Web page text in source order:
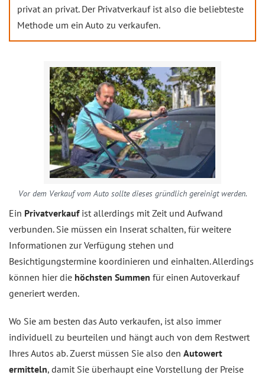
privat an privat. Der Privatverkauf ist also die beliebteste
Methode um ein Auto zu verkaufen.
Vor dem Verkauf vom Auto sollte dieses gründlich gereinigt werden.
Ein Privatverkaufist allerdings mit Zeit und Aufwand
verbunden. Sie müssen ein Inserat schalten, für weitere
Informationen zur Verfügung stehen und
Besichtigungstermine koordinieren und einhalten. Allerdings
können hier die höchsten Summen für einen Autoverkauf
generiert werden.
Wo Sie am besten das Auto verkaufen, ist also immer
individuell zu beurteilen und hängt auch von dem Restwert
Ihres Autos ab. Zuerst müssen Sie also den Autowert
ermitteln, damit Sie überhaupt eine Vorstellung der Preise